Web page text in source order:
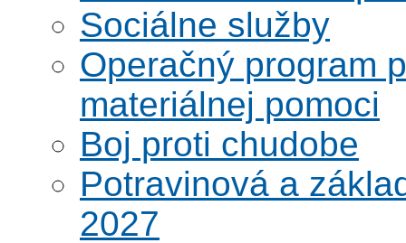
Sociálne služby
Operačný program
materiálnej pomoci
Boj proti chudobe
Potravinová a
2027